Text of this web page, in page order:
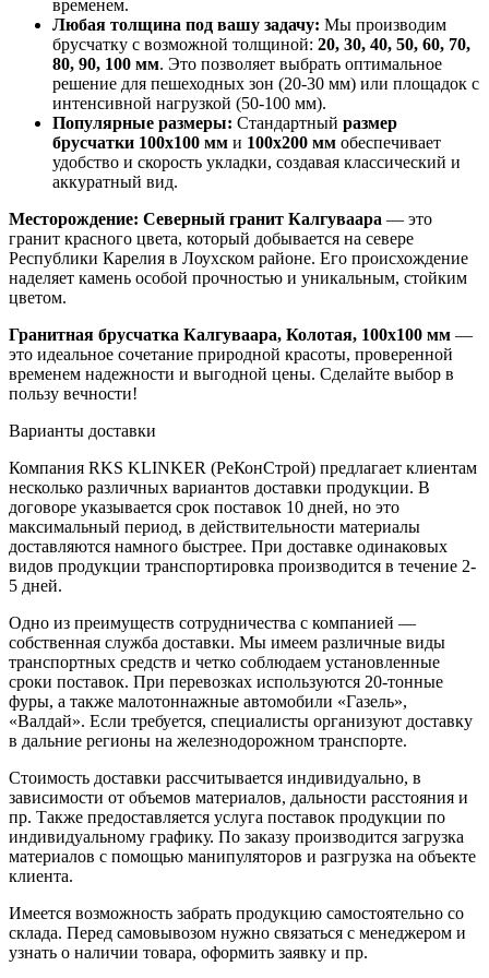
временем.
Любая толщина под вашу задачу: Мы производим
брусчатку с возможной толщиной: 20, 30, 40, 50, 60, 70,
80, 90, 100 мм. Это позволяет выбрать оптимальное
решение для пешеходных зон (20-30 мм) или площадок с
интенсивной нагрузкой (50-100 мм).
Популярные размеры: Стандартный размер
брусчатки 100х100 мм и 100х200 мм обеспечивает
удобство и скорость укладки, создавая классический и
аккуратный вид.
Месторождение: Северный гранит Калгуваара — это
гранит красного цвета, который добывается на севере
Республики Карелия в Лоухском районе. Его происхождение
наделяет камень особой прочностью и уникальным, стойким
цветом.
Гранитная брусчатка Калгуваара, Колотая, 100x100 мм —
это идеальное сочетание природной красоты, проверенной
временем надежности и выгодной цены. Сделайте выбор в
пользу вечности!
Варианты доставки
Компания RKS KLINKER (РеКонСтрой) предлагает клиентам
несколько различных вариантов доставки продукции. В
договоре указывается срок поставок 10 дней, но это
максимальный период, в действительности материалы
доставляются намного быстрее. При доставке одинаковых
видов продукции транспортировка производится в течение 2-
5 дней.
Одно из преимуществ сотрудничества с компанией —
собственная служба доставки. Мы имеем различные виды
транспортных средств и четко соблюдаем установленные
сроки поставок. При перевозках используются 20-тонные
фуры, а также малотоннажные автомобили «Газель»,
«Валдай». Если требуется, специалисты организуют доставку
в дальние регионы на железнодорожном транспорте.
Стоимость доставки рассчитывается индивидуально, в
зависимости от объемов материалов, дальности расстояния и
пр. Также предоставляется услуга поставок продукции по
индивидуальному графику. По заказу производится загрузка
материалов с помощью манипуляторов и разгрузка на объекте
клиента.
Имеется возможность забрать продукцию самостоятельно со
склада. Перед самовывозом нужно связаться с менеджером и
узнать о наличии товара, оформить заявку и пр.